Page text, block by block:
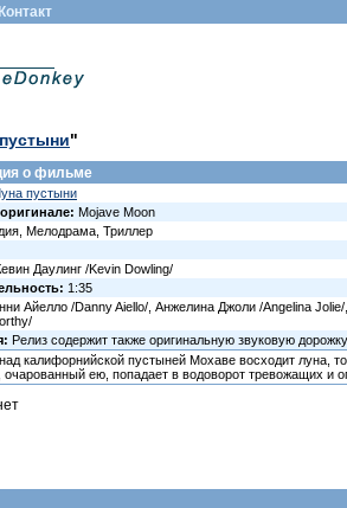
Контакт
"
о фильме
пустыни
Mojave Moon
Мелодрама, Триллер
Даулинг /Kevin Dowling/
1:35
Айелло /Danny Aiello/, Анжелина Джоли /Angelina
Релиз содержит также оригинальную звуковую дорожку
над калифорнийской пустыней Мохаве восходит
очарованный ею, попадает в водоворот тревожащих и